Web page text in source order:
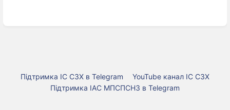
Підтримка ІС СЗХ в Telegram
YouTube канал ІС СЗХ
Підтримка ІАС МПСПСНЗ в Telegram